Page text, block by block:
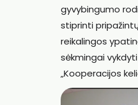
gyvybingumo
stiprinti
reikalingos
sėkmingai
„Kooperacijos